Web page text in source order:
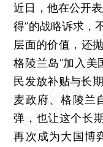
近日，他在公开
得”的战略诉求，
层面的价值，还
格陵兰岛“加入美
民发放补贴与长
麦政府、格陵兰
弹，也让这个长
再次成为大国博